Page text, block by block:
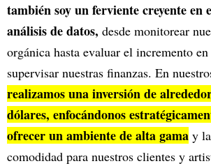
también soy un ferviente creyente en
análisis de datos, desde monitorear
orgánica hasta evaluar el incremento
supervisar nuestras finanzas. En
realizamos una inversión de
dólares, enfocándonos
ofrecer un ambiente de alta gama y
comodidad para nuestros clientes y